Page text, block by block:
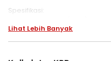
Spesifikasi:
Luas Bangunan 95 m
Hadap Selatan
Lihat Lebih Banyak